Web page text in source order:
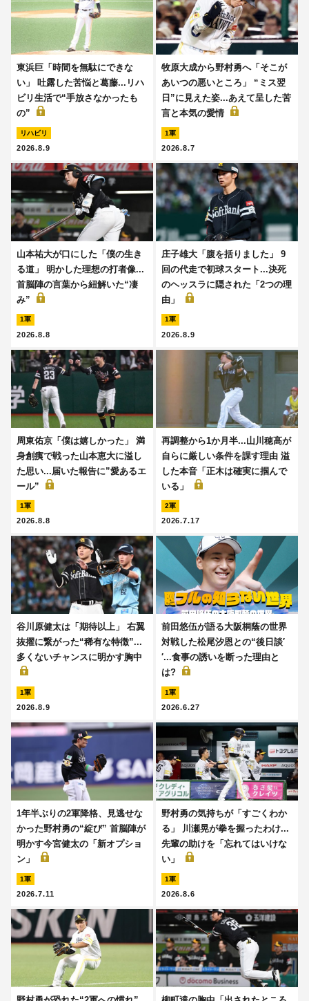
東浜巨「時間を無駄にできな
い」 吐露した苦悩と葛藤...リハ
ビリ生活で“手放さなかったも
の”
リハビリ
2026.8.9
牧原大成から野村勇へ「そこが
あいつの悪いところ」 “ミス翌
日”に見えた姿...あえて呈した苦
言と本気の愛情
1軍
2026.8.7
山本祐大が口にした「僕の生き
る道」 明かした理想の打者像...
首脳陣の言葉から紐解いた“凄
み”
1軍
2026.8.8
庄子雄大「腹を括りました」 9
回の代走で初球スタート...決死
のヘッスラに隠された「2つの理
由」
1軍
2026.8.9
周東佑京「僕は嬉しかった」 満
身創痍で戦った山本恵大に溢し
た思い...届いた報告に”愛あるエ
ール”
1軍
2026.8.8
再調整から1か月半...山川穂高が
自らに厳しい条件を課す理由 溢
した本音「正木は確実に掴んで
いる」
2軍
2026.7.17
谷川原健太は「期待以上」 右翼
抜擢に繋がった“稀有な特徴”...
多くないチャンスに明かす胸中
1軍
2026.8.9
前田悠伍が語る大阪桐蔭の世界
対戦した松尾汐恩との“後日談′
′...食事の誘いを断った理由と
は?
1軍
2026.6.27
1年半ぶりの2軍降格、見逃せな
かった野村勇の“綻び” 首脳陣が
明かす今宮健太の「新オプショ
ン」
1軍
2026.7.11
野村勇の気持ちが「すごくわか
る」 川瀬晃が拳を握ったわけ...
先輩の助けを「忘れてはいけな
い」
1軍
2026.8.6